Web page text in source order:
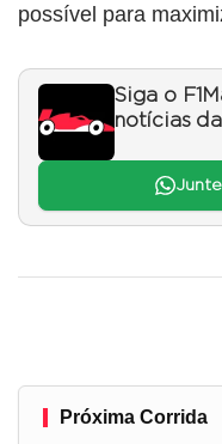
possível para
Siga o
notícias
Próxima Corrida